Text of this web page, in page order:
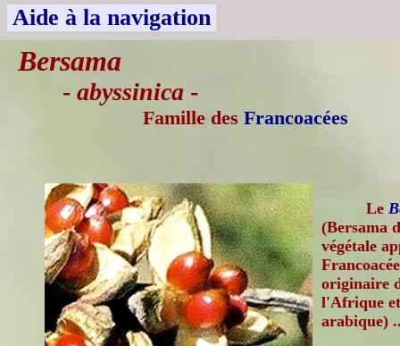
Aide à la navigation
Bersama
- abyssinica -
Famille des Francoacées
Le
(Bersama
végétale
originaire
l'Afrique
arabique)